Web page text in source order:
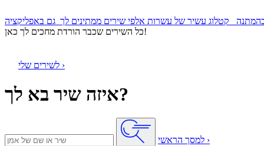
כל השירים שכבר הורדת מחכים לך כאן!
לשירים שלי ›
איזה שיר בא לך?
למסך הראשי ›